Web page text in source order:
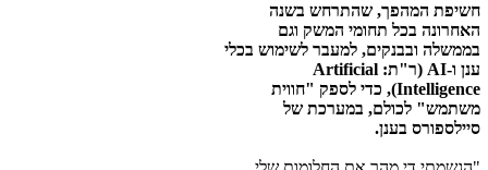
חשיפת המהפך, שהתרחש בשנה
האחרונה בכל תחומי המשק וגם
בממשלה ובבנקים, למעבר לשימוש בכלי
ענן ו-AI (ר"ת: Artificial
Intelligence
), כדי לספק "חווית
משתמש" לכולם, במערכת של
סיילספורס בענן.